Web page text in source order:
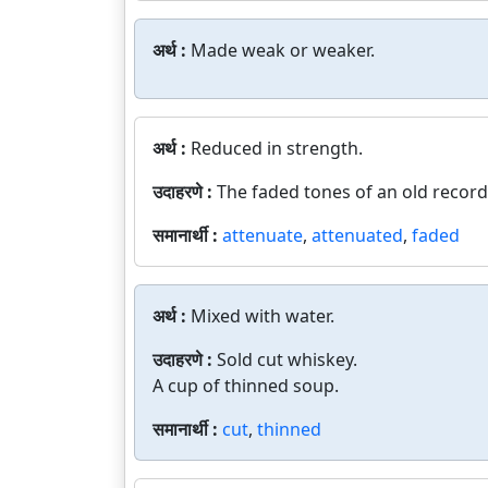
अर्थ : Made weak or weaker.
अर्थ : Reduced in strength.
उदाहरणे : The faded tones of an old
समानार्थी : attenuate, attenuated, faded
अर्थ : Mixed with water.
उदाहरणे : Sold cut whiskey.
A cup of thinned soup.
समानार्थी : cut, thinned